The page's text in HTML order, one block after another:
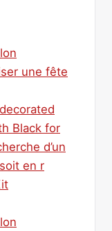
une fête
Black for
d’un
en r